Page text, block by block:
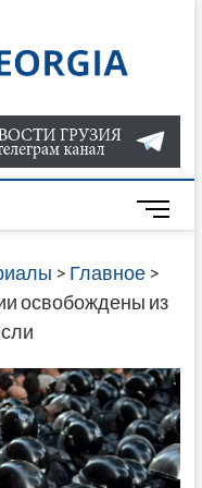
О
В
ГРУЗИИ
САЙТЕ
M
e
n
u
t
t
o
n
> Главное>
освобождены из